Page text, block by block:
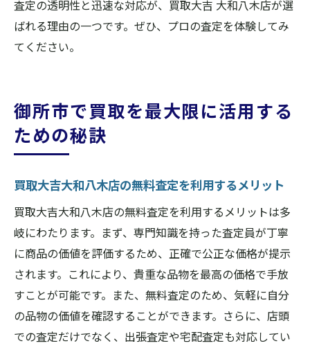
買取大吉大和八木店のスタッフが語る買取
の魅力
査定の透明性と迅速な対応が、買取大吉 大和八木店が選
ばれる理由の一つです。ぜひ、プロの査定を体験してみ
てください。
御所市で買取を最大限に活用する
ための秘訣
買取大吉大和八木店の無料査定を利用するメリット
買取大吉大和八木店の無料査定を利用するメリットは多
岐にわたります。まず、専門知識を持った査定員が丁寧
に商品の価値を評価するため、正確で公正な価格が提示
されます。これにより、貴重な品物を最高の価格で手放
すことが可能です。また、無料査定のため、気軽に自分
の品物の価値を確認することができます。さらに、店頭
での査定だけでなく、出張査定や宅配査定も対応してい